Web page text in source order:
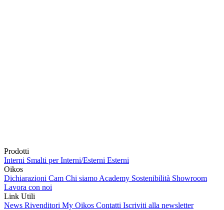
Prodotti
Interni Smalti per Interni/Esterni Esterni
Oikos
Dichiarazioni Cam Chi siamo Academy Sostenibilità Showroom
Lavora con noi
Link Utili
News Rivenditori My Oikos Contatti Iscriviti alla newsletter